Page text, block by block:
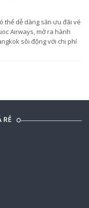
thể dễ dàng săn ưu đãi vé
Airways, mở ra hành
sôi động với chi phí
RẺ